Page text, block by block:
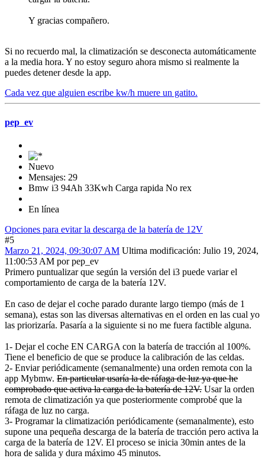
Y gracias compañero.
Si no recuerdo mal, la climatización se desconecta automáticamente
a la media hora. Y no estoy seguro ahora mismo si realmente la
puedes detener desde la app.
Cada vez que alguien escribe kw/h muere un gatito.
pep_ev
Nuevo
Mensajes: 29
Bmw i3 94Ah 33Kwh Carga rapida No rex
En línea
Opciones para evitar la descarga de la batería de 12V
#5
Marzo 21, 2024, 09:30:07 AM Ultima modificación: Julio 19, 2024,
11:00:53 AM por pep_ev
Primero puntualizar que según la versión del i3 puede variar el
comportamiento de carga de la batería 12V.
En caso de dejar el coche parado durante largo tiempo (más de 1
semana), estas son las diversas alternativas en el orden en las cual yo
las priorizaría. Pasaría a la siguiente si no me fuera factible alguna.
1- Dejar el coche EN CARGA con la batería de tracción al 100%.
Tiene el beneficio de que se produce la calibración de las celdas.
2- Enviar periódicamente (semanalmente) una orden remota con la
app Mybmw. En particular usaría la de ráfaga de luz ya que he
comprobado que activa la carga de la batería de 12V. Usar la orden
remota de climatización ya que posteriormente comprobé que la
ráfaga de luz no carga.
3- Programar la climatización periódicamente (semanalmente), esto
supone una pequeña descarga de la batería de tracción pero activa la
carga de la batería de 12V. El proceso se inicia 30min antes de la
hora de salida y dura máximo 45 minutos.